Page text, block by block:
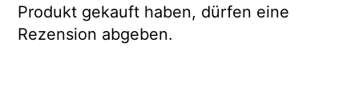
Produkt gekauft haben, dürfen eine
Rezension abgeben.